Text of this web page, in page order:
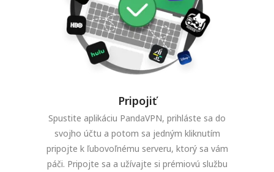
Pripojiť
Spustite aplikáciu PandaVPN, prihláste sa do
svojho účtu a potom sa jedným kliknutím
pripojte k ľubovoľnému serveru, ktorý sa vám
páči. Pripojte sa a užívajte si prémiovú službu